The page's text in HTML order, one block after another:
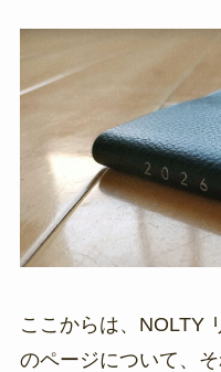
ここからは、NOLTY
のページについて、